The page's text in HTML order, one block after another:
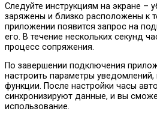
Следуйте инструкциям на экране –
заряжены и близко расположены к
приложении появится запрос на
его. В течение нескольких секунд
процесс сопряжения.
По завершении подключения
настроить параметры
функции. После настройки часы
синхронизируют данные, и вы
использование.